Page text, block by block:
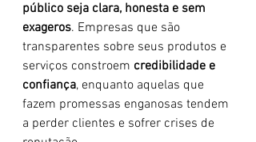
público seja clara, honesta e sem
exageros. Empresas que são
transparentes sobre seus produtos e
serviços constroem credibilidade e
confiança, enquanto aquelas que
fazem promessas enganosas tendem
a perder clientes e sofrer crises de